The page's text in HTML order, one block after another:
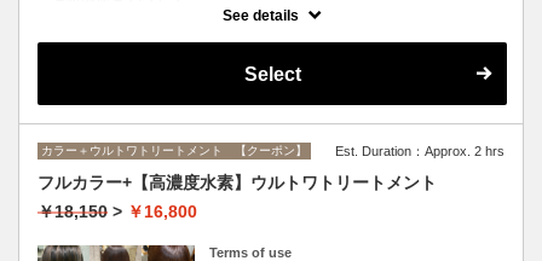
インナーカラーに必要なブリーチ、全体カラー、ブリーチ部分のオンカ
す）
See details
Select
カラー＋ウルトワトリートメント 【クーポン】 Est. Duration：Approx. 2 hrs
フルカラー+【高濃度水素】ウルトワトリートメント
￥18,150 > ￥16,800
Terms of use